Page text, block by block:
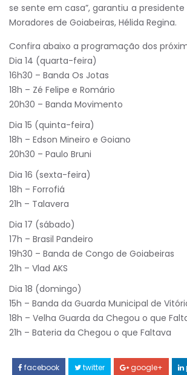
se sente em casa”, garantiu a
Moradores de Goiabeiras, Hélida Regina.
Confira abaixo a programação dos
Dia 14 (quarta-feira)
16h30 – Banda Os Jotas
18h – Zé Felipe e Romário
20h30 – Banda Movimento
Dia 15 (quinta-feira)
18h – Edson Mineiro e Goiano
20h30 – Paulo Bruni
Dia 16 (sexta-feira)
18h – Forrofiá
21h – Talavera
Dia 17 (sábado)
17h – Brasil Pandeiro
19h30 – Banda de Congo de Goiabeiras
21h – Vlad AKS
Dia 18 (domingo)
15h – Banda da Guarda Municipal de
18h – Velha Guarda da Chegou o que
21h – Bateria da Chegou o que Faltava
facebook twitter google+